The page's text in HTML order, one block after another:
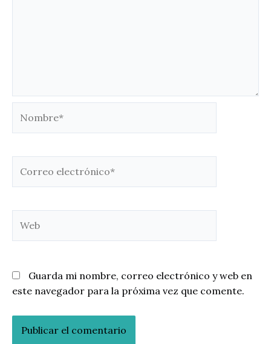
electrónico*
Guarda mi nombre, correo electrónico y web en
este navegador para la próxima vez que comente.